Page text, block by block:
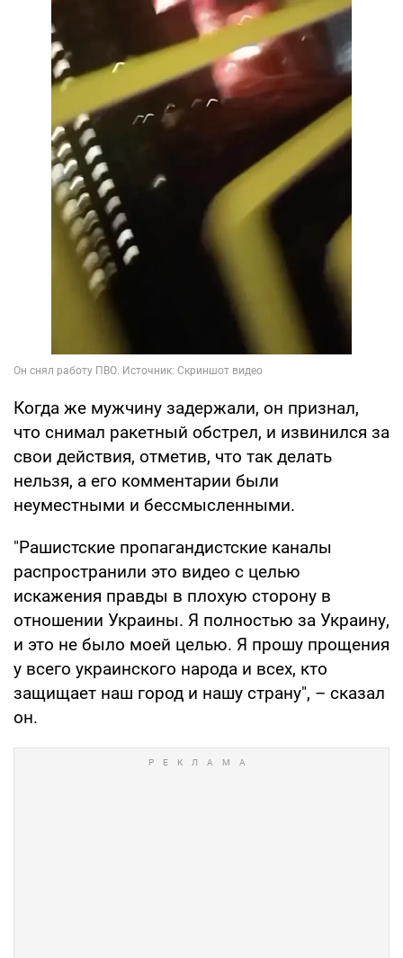
Когда же мужчину задержали, он признал,
что снимал ракетный обстрел, и извинился за
свои действия, отметив, что так делать
нельзя, а его комментарии были
неуместными и бессмысленными.
"Рашистские пропагандистские каналы
распространили это видео с целью
искажения правды в плохую сторону в
отношении Украины. Я полностью за Украину,
и это не было моей целью. Я прошу прощения
у всего украинского народа и всех, кто
защищает наш город и нашу страну", – сказал
он.